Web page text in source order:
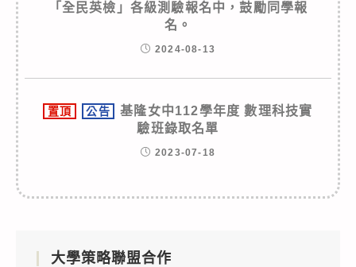
「全民英檢」各級測驗報名中，鼓勵同學報
名。
2024-08-13
置頂 公告
基隆女中112學年度 數理科技實
驗班錄取名單
2023-07-18
大學策略聯盟合作